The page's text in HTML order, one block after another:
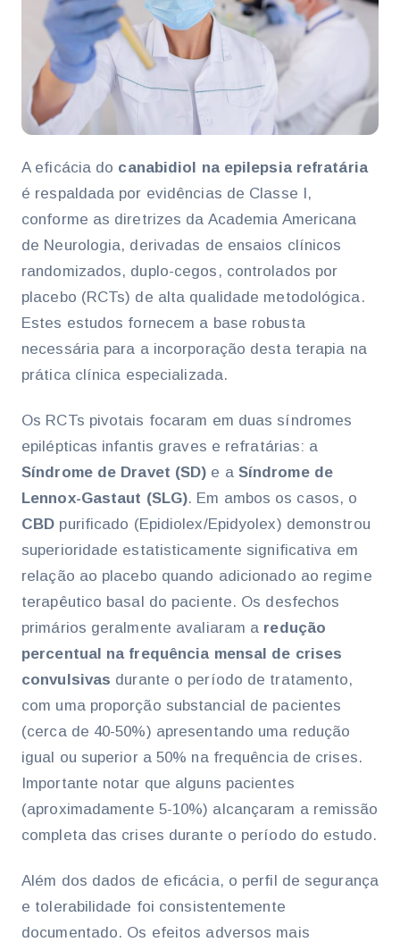
A eficácia do canabidiol na epilepsia refratária
é respaldada por evidências de Classe I,
conforme as diretrizes da Academia Americana
de Neurologia, derivadas de ensaios clínicos
randomizados, duplo-cegos, controlados por
placebo (RCTs) de alta qualidade metodológica.
Estes estudos fornecem a base robusta
necessária para a incorporação desta terapia na
prática clínica especializada.
Os RCTs pivotais focaram em duas síndromes
epilépticas infantis graves e refratárias: a
Síndrome de Dravet (SD) e a Síndrome de
Lennox-Gastaut (SLG). Em ambos os casos, o
CBD purificado (Epidiolex/Epidyolex) demonstrou
superioridade estatisticamente significativa em
relação ao placebo quando adicionado ao regime
terapêutico basal do paciente. Os desfechos
primários geralmente avaliaram a redução
percentual na frequência mensal de crises
convulsivas durante o período de tratamento,
com uma proporção substancial de pacientes
(cerca de 40-50%) apresentando uma redução
igual ou superior a 50% na frequência de crises.
Importante notar que alguns pacientes
(aproximadamente 5-10%) alcançaram a remissão
completa das crises durante o período do estudo.
Além dos dados de eficácia, o perfil de segurança
e tolerabilidade foi consistentemente
documentado. Os efeitos adversos mais